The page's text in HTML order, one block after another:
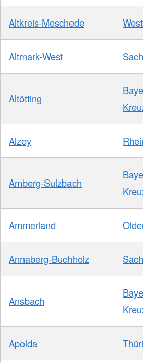
Altkreis-Meschede
Altmark-West
Altötting
Alzey
Amberg-Sulzbach
Ammerland
Annaberg-Buchholz
Ansbach
Apolda